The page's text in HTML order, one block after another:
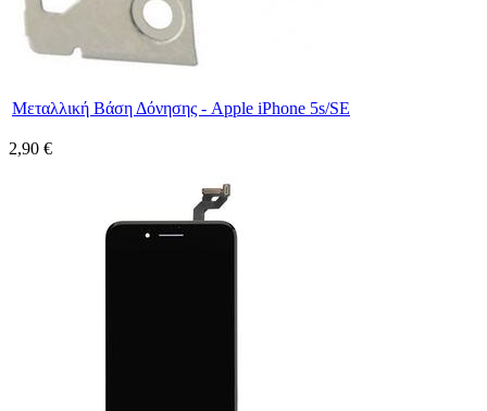
Μεταλλική Βάση Δόνησης - Apple iPhone 5s/SE
2,90 €